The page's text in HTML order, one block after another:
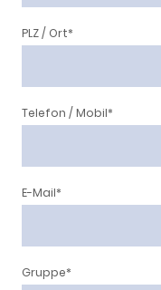
PLZ / Ort*
Telefon / Mobil*
E-Mail*
Gruppe*